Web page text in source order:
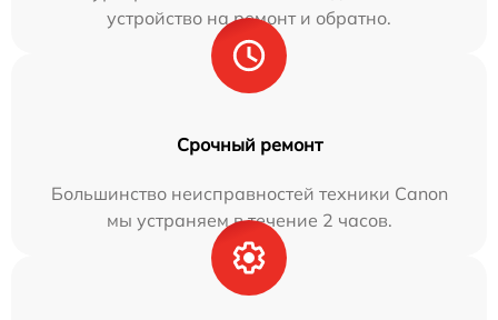
устройство на ремонт и обратно.
Срочный ремонт
Большинство неисправностей техники Canon
мы устраняем в течение 2 часов.